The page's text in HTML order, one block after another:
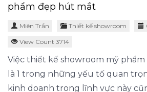
phẩm đẹp hút mắt
Miên Trần Thiết kế showroom
View Count 3714
Việc thiết kế showroom mỹ phẩm
là 1 trong những yếu tố quan
kinh doanh trong lĩnh vực này